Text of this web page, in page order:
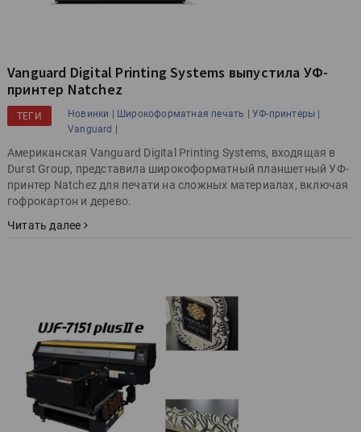
Vanguard Digital Printing Systems выпустила УФ-
принтер Natchez
ТЕГИ Новинки | Широкоформатная печать |
УФ-принтеры |
Vanguard |
Американская Vanguard Digital Printing Systems, входящая в
Durst Group, представила широкоформатный планшетный УФ-
принтер Natchez для печати на сложных материалах, включая
гофрокартон и дерево.
Читать далее